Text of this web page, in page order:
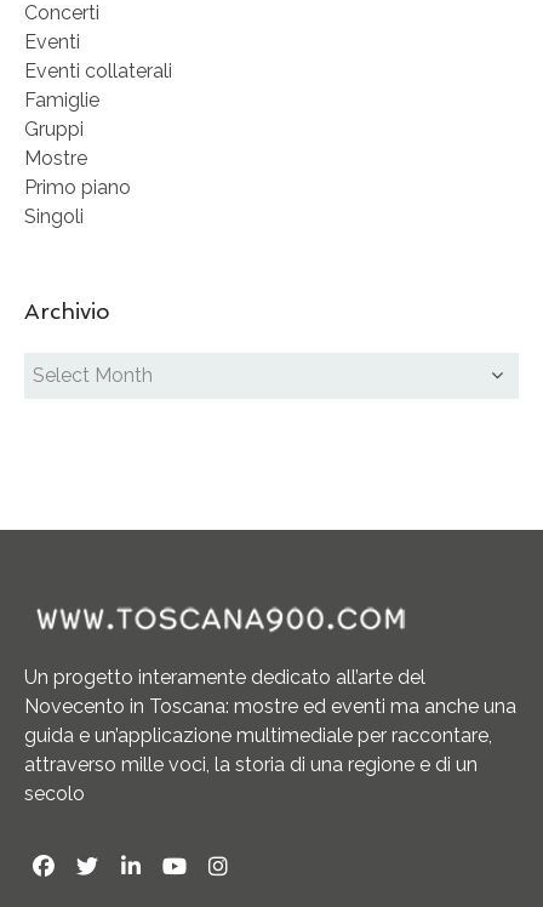
Concerti
Eventi
Eventi collaterali
Famiglie
Gruppi
Mostre
Primo piano
Singoli
Archivio
Un progetto interamente dedicato all’arte del
Novecento in Toscana: mostre ed eventi ma anche una
guida e un’applicazione multimediale per raccontare,
attraverso mille voci, la storia di una regione e di un
secolo